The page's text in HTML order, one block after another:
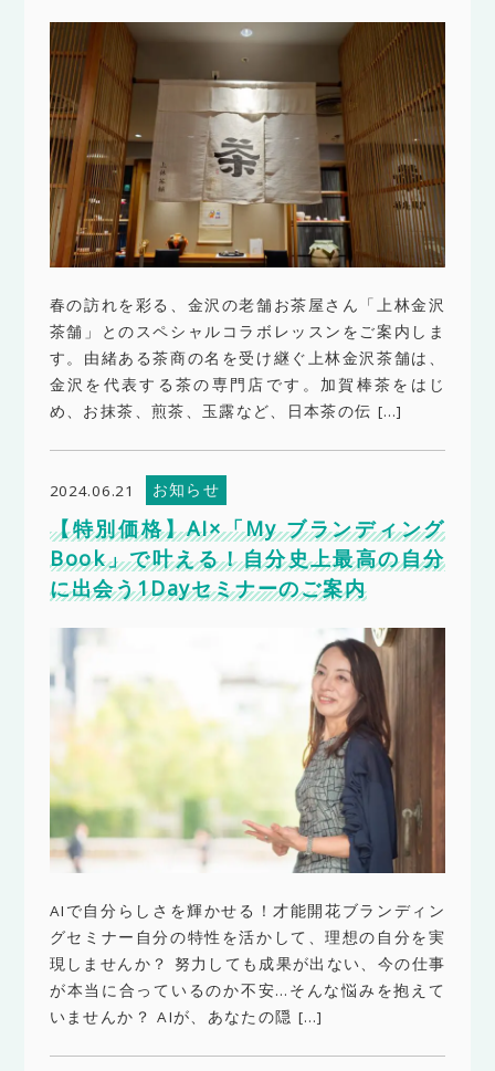
春の訪れを彩る、金沢の老舗お茶屋さん「上林金沢
茶舗」とのスペシャルコラボレッスンをご案内しま
す。由緒ある茶商の名を受け継ぐ上林金沢茶舗は、
金沢を代表する茶の専門店です。加賀棒茶をはじ
め、お抹茶、煎茶、玉露など、日本茶の伝 […]
2024.06.21 お知らせ
【特別価格】AI×「My ブランディング
Book」で叶える！自分史上最高の自分
に出会う1Dayセミナーのご案内
AIで自分らしさを輝かせる！才能開花ブランディン
グセミナー自分の特性を活かして、理想の自分を実
現しませんか？ 努力しても成果が出ない、今の仕事
が本当に合っているのか不安…そんな悩みを抱えて
いませんか？ AIが、あなたの隠 […]